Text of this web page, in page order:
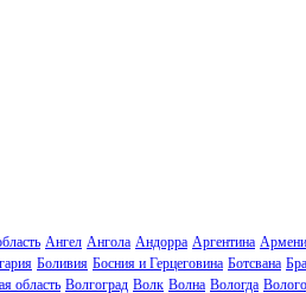
Ангел Ангола Андорра Аргентина
Боливия Босния и Герцеговина Ботсвана
область Волгоград Волк Волна Вологда